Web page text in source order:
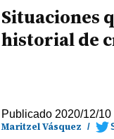
Situaciones
historial de
Publicado 2020/12/10
Maritzel Vásquez /